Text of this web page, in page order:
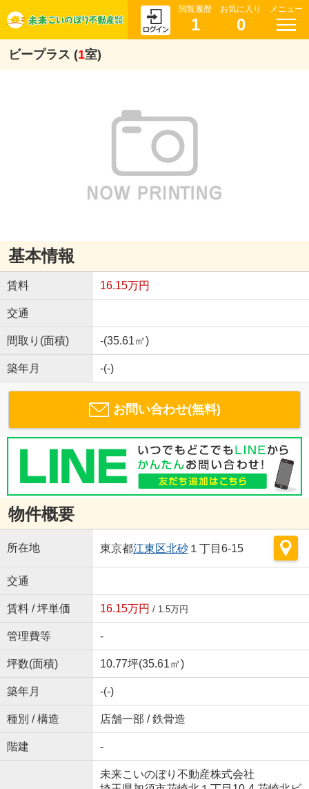
閲覧履歴
1
お気に入り
0
メニュー
ビープラス (1室)
基本情報
賃料 16.15万円
交通
間取り(面積) -(35.61㎡)
築年月 -(-)
お問い合わせ(無料)
物件概要
所在地 東京都江東区北砂１丁目6-15
交通
賃料 / 坪単価 16.15万円 / 1.5万円
管理費等 -
坪数(面積) 10.77坪(35.61㎡)
築年月 -(-)
種別 / 構造 店舗一部 / 鉄骨造
階建 -
未来こいのぼり不動産株式会社